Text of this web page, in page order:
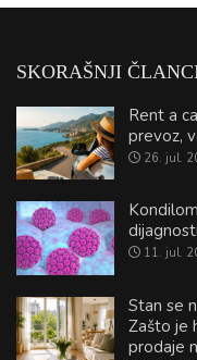
SKORAŠNJI
Rent a
prevoz,
26. jul.
11. jul.
Stan se
Zašto je
prodaje